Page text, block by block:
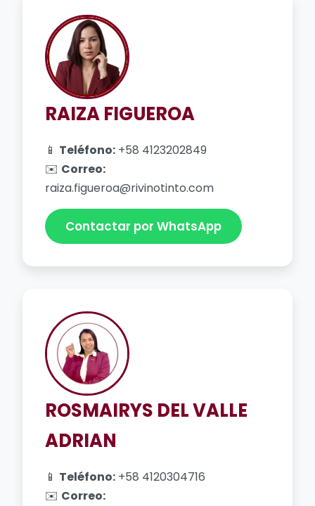
RAIZA FIGUEROA
📱 Teléfono: +58 4123202849
✉️ Correo:
raiza.figueroa@rivinotinto.com
Contactar por WhatsApp
ROSMAIRYS DEL VALLE
ADRIAN
📱 Teléfono: +58 4120304716
✉️ Correo: